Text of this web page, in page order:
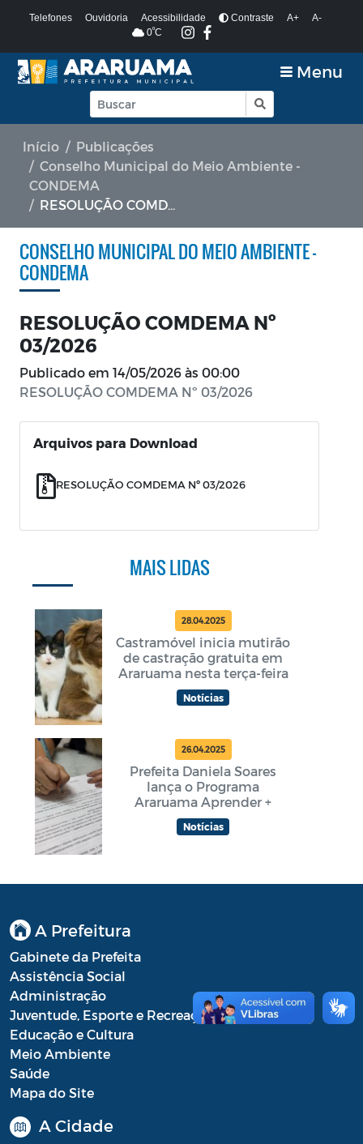
Telefones Ouvidoria Acessibilidade Contraste A+
A-
0ºC
Menu
Início
Publicações
Conselho Municipal do Meio Ambiente -
CONDEMA
RESOLUÇÃO COMDEMA Nº 03/2026
CONSELHO MUNICIPAL DO MEIO AMBIENTE -
CONDEMA
RESOLUÇÃO COMDEMA Nº
03/2026
Publicado em 14/05/2026 às 00:00
RESOLUÇÃO COMDEMA Nº 03/2026
Arquivos para Download
RESOLUÇÃO COMDEMA Nº 03/2026
MAIS LIDAS
28.04.2025
Castramóvel inicia mutirão
de castração gratuita em
Araruama nesta terça-feira
Notícias
26.04.2025
Prefeita Daniela Soares
lança o Programa
Araruama Aprender +
Notícias
A Prefeitura
Gabinete da Prefeita
Assistência Social
Administração
Juventude, Esporte e Recreação
Educação e Cultura
Meio Ambiente
Saúde
Mapa do Site
A Cidade